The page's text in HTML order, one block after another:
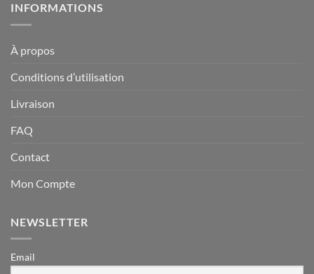
INFORMATIONS
À propos
Conditions d’utilisation
Livraison
FAQ
Contact
Mon Compte
NEWSLETTER
Email